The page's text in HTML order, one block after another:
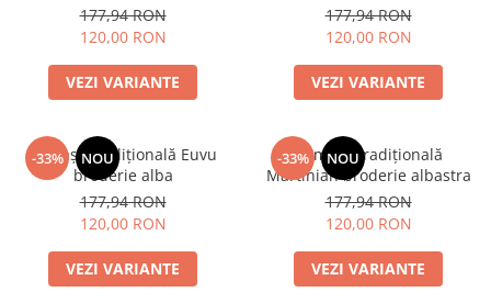
177,94 RON
120,00 RON
VEZI VARIANTE
177,94 RON
120,00 RON
VEZI VARIANTE
-33% NOU
Cămașă tradițională Euvu
broderie alba
177,94 RON
120,00 RON
VEZI VARIANTE
-33% NOU
Cămașă tradițională
Martinian broderie albastra
177,94 RON
120,00 RON
VEZI VARIANTE